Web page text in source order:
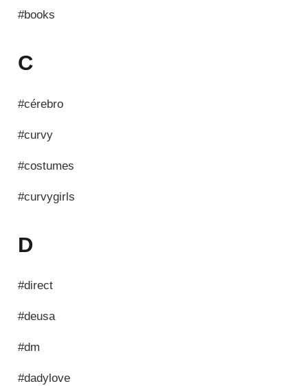
#books
C
#cérebro
#curvy
#costumes
#curvygirls
D
#direct
#deusa
#dm
#dadylove